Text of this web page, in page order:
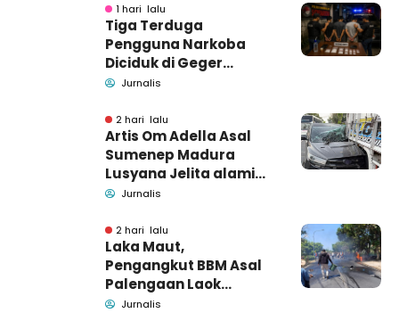
1 hari lalu
Tiga Terduga
Pengguna Narkoba
Diciduk di Geger
Bangkalan, Polisi Masih
Barang Bukti
Jurnalis
2 hari lalu
Artis Om Adella Asal
Sumenep Madura
Lusyana Jelita alami
kecelakaan di Wonogiri
Jurnalis
2 hari lalu
Laka Maut,
Pengangkut BBM Asal
Palengaan Laok
Pamekasan Meninggal
Jurnalis